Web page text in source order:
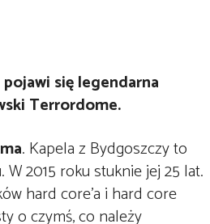
się legendarna
Terrordome.
. Kapela z Bydgoszczy to
2015 roku stuknie jej 25 lat.
hard core’a i hard core
o czymś, co należy